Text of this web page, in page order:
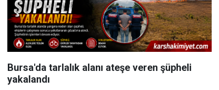
Bursa'da tarlalık alanı ateşe veren şüpheli
yakalandı